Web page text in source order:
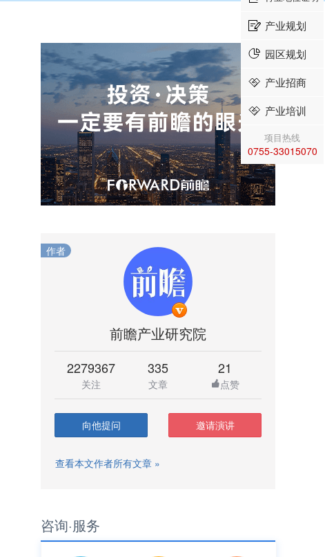
作者
前瞻产业研究院
2279367
关注
335
文章
21
点赞
向他提问 邀请演讲
查看本文作者所有文章 »
咨询·服务
产业规划
园区规划
产业招商
产业培训
项目热线
0755-33015070